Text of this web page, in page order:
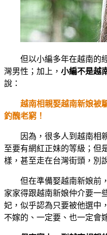
但以小編多年在越南的
灣男性；加上， 小編不是越
說：
越南相親娶越南新娘被
釣醜老窮！
因為，很多人到越南相
至要有網紅正妹的等級；但
樣，甚至走在台灣街頭，別
但在準備娶越南新娘前
家家得跟越南新娘仲介要一
妃，似乎認為只要被他選中
不嫁的、一定要、也一定會